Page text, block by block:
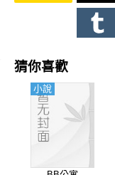
猜你喜歡
小說